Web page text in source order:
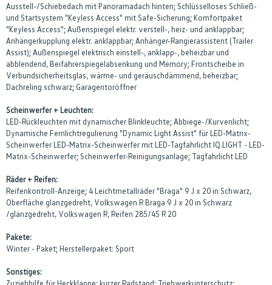
Ausstell-/Schiebedach mit Panoramadach hinten; Schlüsselloses Schließ-
und Startsystem "Keyless Access" mit Safe-Sicherung; Komfortpaket
"Keyless Access"; Außenspiegel elektr. verstell-, heiz- und anklappbar;
Anhängerkupplung elektr. anklappbar; Anhänger-Rangierassistent (Trailer
Assist); Außenspiegel elektrisch einstell-, anklapp-, beheizbar und
abblendend, Beifahrerspiegelabsenkung und Memory; Frontscheibe in
Verbundsicherheitsglas, wärme- und geräuschdämmend, beheizbar;
Dachreling schwarz; Garagentoröffner
Scheinwerfer + Leuchten:
LED-Rückleuchten mit dynamischer Blinkleuchte; Abbiege-/Kurvenlicht;
Dynamische Fernlichtregulierung "Dynamic Light Assist" für LED-Matrix-
Scheinwerfer LED-Matrix-Scheinwerfer mit LED-Tagfahrlicht IQ.LIGHT - LED-
Matrix-Scheinwerfer; Scheinwerfer-Reinigungsanlage; Tagfahrlicht LED
Räder + Reifen:
Reifenkontroll-Anzeige; 4 Leichtmetallräder "Braga" 9 J x 20 in Schwarz,
Oberfläche glanzgedreht, Volkswagen R Braga 9 J x 20 in Schwarz
/glanzgedreht, Volkswagen R, Reifen 285/45 R 20
Pakete:
Winter - Paket; Herstellerpaket: Sport
Sonstiges:
Zuziehhilfe für Heckklappe; kurzer Radstand; Triebwerkunterschutz;